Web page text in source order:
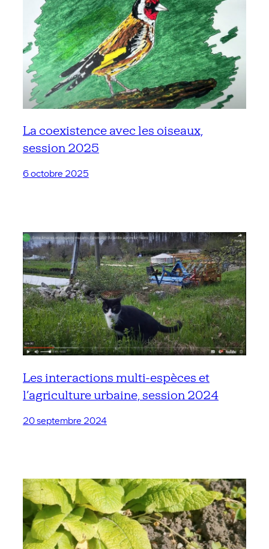
La coexistence avec les oiseaux,
session 2025
6 octobre 2025
Les interactions multi-espèces et
l’agriculture urbaine, session 2024
20 septembre 2024